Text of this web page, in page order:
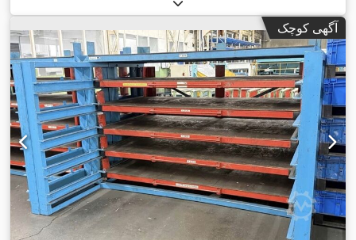
آگهی کوچک